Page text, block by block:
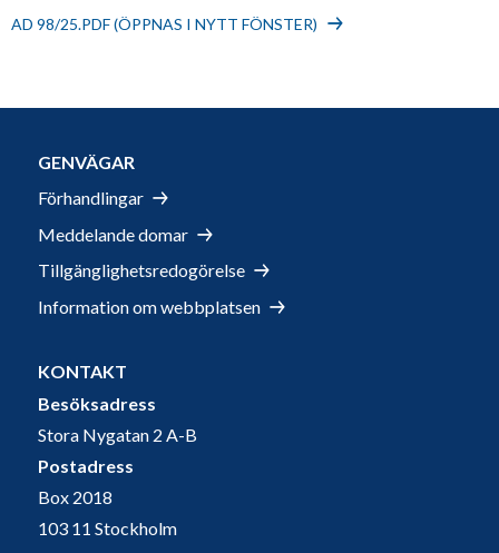
AD 98/25.PDF (ÖPPNAS I NYTT FÖNSTER)
GENVÄGAR
Förhandlingar
Meddelande domar
Tillgänglighetsredogörelse
Information om webbplatsen
KONTAKT
Besöksadress
Stora Nygatan 2 A-B
Postadress
Box 2018
103 11 Stockholm